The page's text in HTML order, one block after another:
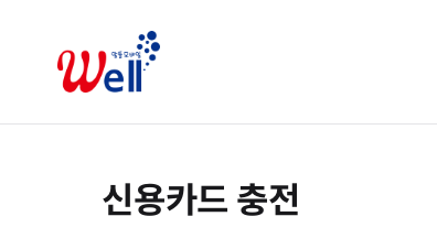
신용카드 충전